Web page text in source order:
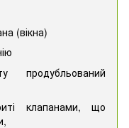
(вікна)
продубльований
клапанами, що